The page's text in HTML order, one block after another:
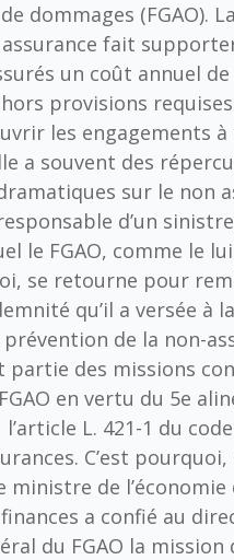
de dommages (FGAO).
assurance fait
un coût annuel de
provisions
les engagements à
a souvent des
sur le non
d’un
le FGAO, comme le
se retourne pour
qu’il a versée à
prévention de la non-
partie des missions
FGAO en vertu du 5e
l’article L. 421-1 du
C’est pourquoi,
ministre de l’économie
finances a confié au
du FGAO la mission